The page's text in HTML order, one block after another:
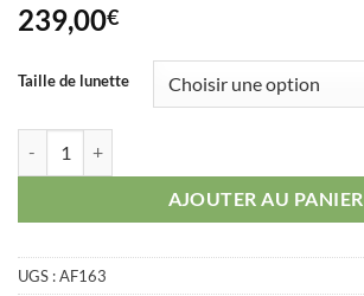
239,00€
Taille de lunette
AJOUTER AU PANIER
UGS :AF163